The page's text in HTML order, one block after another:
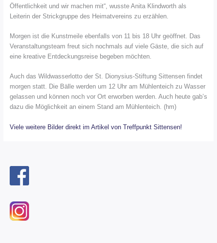
Öffentlichkeit und wir machen mit“, wusste Anita Klindworth als
Leiterin der Strickgruppe des Heimatvereins zu erzählen.
Morgen ist die Kunstmeile ebenfalls von 11 bis 18 Uhr geöffnet. Das
Veranstaltungsteam freut sich nochmals auf viele Gäste, die sich auf
eine kreative Entdeckungsreise begeben möchten.
Auch das Wildwasserlotto der St. Dionysius-Stiftung Sittensen findet
morgen statt. Die Bälle werden um 12 Uhr am Mühlenteich zu Wasser
gelassen und können noch vor Ort erworben werden. Auch heute gab’s
dazu die Möglichkeit an einem Stand am Mühlenteich. (hm)
Viele weitere Bilder direkt im Artikel von Treffpunkt Sittensen!